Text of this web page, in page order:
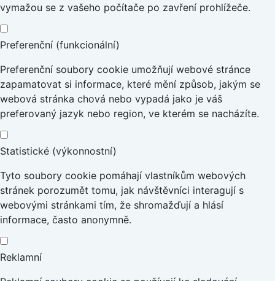
vymažou se z vašeho počítače po zavření prohlížeče.
Preferenční (funkcionální)
Preferenční soubory cookie umožňují webové stránce
zapamatovat si informace, které mění způsob, jakým se
webová stránka chová nebo vypadá jako je váš
preferovaný jazyk nebo region, ve kterém se nacházíte.
Statistické (výkonnostní)
Tyto soubory cookie pomáhají vlastníkům webových
stránek porozumět tomu, jak návštěvníci interagují s
webovými stránkami tím, že shromažďují a hlásí
informace, často anonymně.
Reklamní